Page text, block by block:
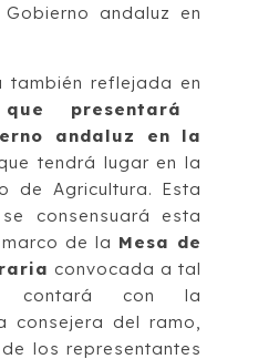
andaluz en
también reflejada en
presentará
andaluz en la
tendrá lugar en la
de Agricultura. Esta
consensuará esta
de la Mesa de
convocada a tal
contará con la
consejera del ramo,
los representantes